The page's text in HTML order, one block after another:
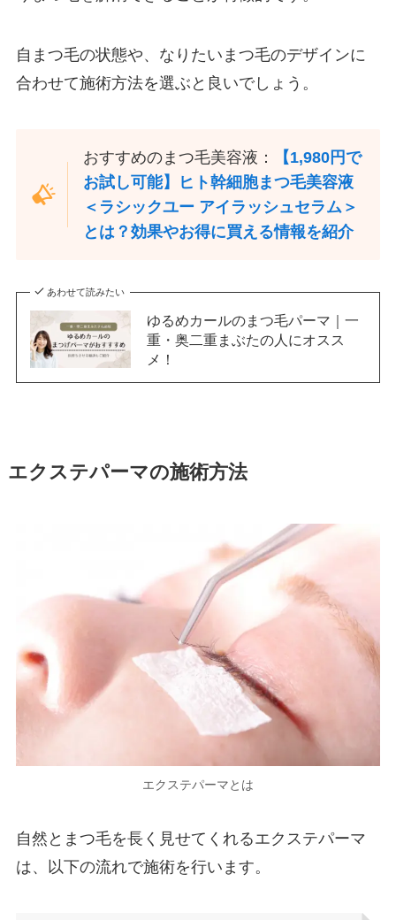
自まつ毛の状態や、なりたいまつ毛のデザインに
合わせて施術方法を選ぶと良いでしょう。
おすすめのまつ毛美容液：
【1,980円で
お試し可能】ヒト幹細胞まつ毛美容液
＜ラシックユー アイラッシュセラム＞
とは？効果やお得に買える情報を紹介
あわせて読みたい
ゆるめカールのまつ毛パーマ｜一
重・奥二重まぶたの人にオスス
メ！
エクステパーマの施術方法
エクステパーマとは
自然とまつ毛を長く見せてくれるエクステパーマ
は、以下の流れで施術を行います。